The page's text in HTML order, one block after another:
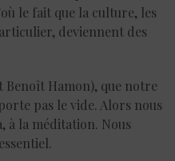
le fait que la culture, les
deviennent des
Benoît Hamon), que notre
pas le vide. Alors nous
à la méditation. Nous